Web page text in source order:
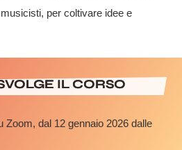
per coltivare idee e
IL CORSO
Zoom, dal 12 gennaio 2026 dalle